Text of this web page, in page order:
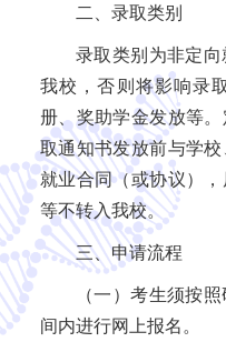
二、录取类别
录取类别为非定
我校，否则将影响录
册、奖助学金发放等
取通知书发放前与学
就业合同（或协议）
等不转入我校。
三、申请流程
（一）考生须按
间内进行网上报名。